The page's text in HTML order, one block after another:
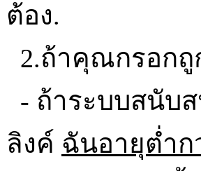
ต้อง.
2.ถ้าคุณกรอกถู
- ถ้าระบบสนับ
ลิงค์ ฉันอายุต่ำก